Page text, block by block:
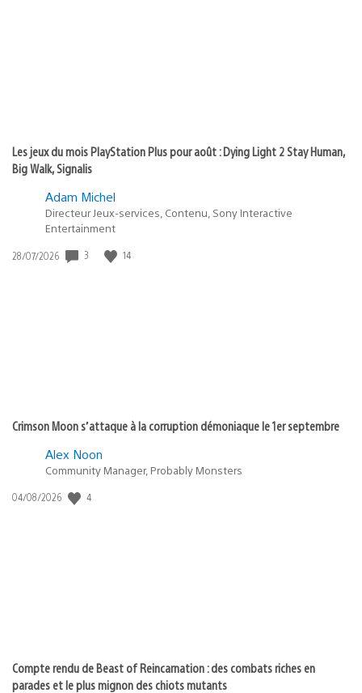
Les jeux du mois PlayStation Plus pour août : Dying Light 2 Stay Human,
Big Walk, Signalis
Adam Michel
Directeur Jeux-services, Contenu, Sony Interactive
Entertainment
Date
28/07/2026 3 14
Crimson Moon s’attaque à la corruption démoniaque le 1er septembre
Alex Noon
Community Manager, Probably Monsters
Date
04/08/2026 4
Compte rendu de Beast of Reincarnation : des combats riches en
parades et le plus mignon des chiots mutants